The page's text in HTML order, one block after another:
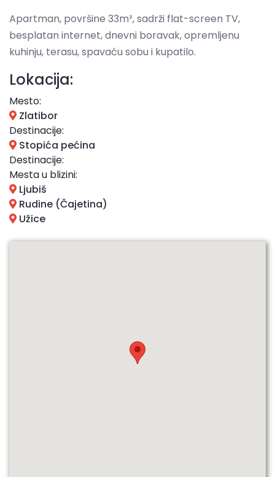
Apartman, površine 33m², sadrži flat-screen TV,
besplatan internet, dnevni boravak, opremljenu
kuhinju, terasu, spavaću sobu i kupatilo.
Lokacija:
Mesto:
Zlatibor
Destinacije:
Stopića pećina
Destinacije:
Mesta u blizini:
Ljubiš
Rudine (Čajetina)
Užice